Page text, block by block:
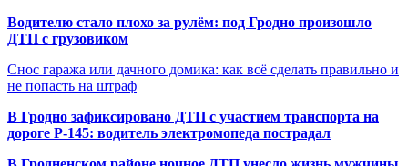
Водителю стало плохо за рулём: под Гродно произошло
ДТП с грузовиком
Снос гаража или дачного домика: как всё сделать правильно и
не попасть на штраф
В Гродно зафиксировано ДТП с участием транспорта на
дороге Р-145: водитель электромопеда пострадал